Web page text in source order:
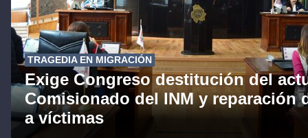
TRAGEDIA EN MIGRACIÓN
Exige Congreso destitución del
Comisionado del INM y reparación
a víctimas